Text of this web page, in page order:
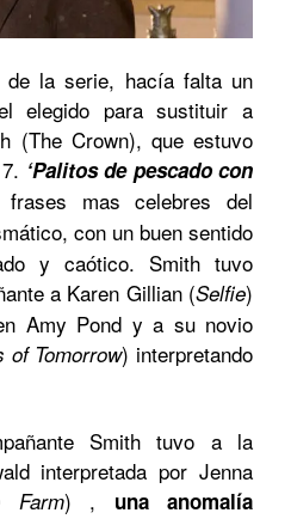
de la serie, hacía falta un
elegido para sustituir a
(The Crown), que estuvo
‘Palitos de pescado con
mas celebres del
con un buen sentido
y caótico. Smith tuvo
a Karen Gillian (Selfie)
Amy Pond y a su novio
of Tomorrow) interpretando
Smith tuvo a la
interpretada por Jenna
Farm) , una anomalía